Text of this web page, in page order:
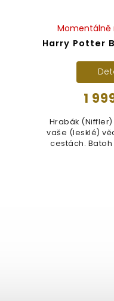
Harry Potter
Momentálně
1
Hrabák
vaše (lesklé)
cestách. Batoh